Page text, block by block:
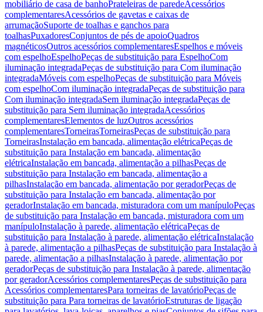
mobiliário de casa de banhoPrateleiras de paredeAcessórios
complementaresAcessórios de gavetas e caixas de
arrumaçãoSuporte de toalhas e ganchos para
toalhasPuxadoresConjuntos de pés de apoioQuadros
magnéticosOutros acessórios complementaresEspelhos e móveis
com espelhoEspelhoPeças de substituição para EspelhoCom
iluminação integradaPeças de substituição para Com iluminação
integradaMóveis com espelhoPeças de substituição para Móveis
com espelhoCom iluminação integradaPeças de substituição para
Com iluminação integradaSem iluminação integradaPeças de
substituição para Sem iluminação integradaAcessórios
complementaresElementos de luzOutros acessórios
complementaresTorneirasTorneirasPeças de substituição para
TorneirasInstalação em bancada, alimentação elétricaPeças de
substituição para Instalação em bancada, alimentação
elétricaInstalação em bancada, alimentação a pilhasPeças de
substituição para Instalação em bancada, alimentação a
pilhasInstalação em bancada, alimentação por geradorPeças de
substituição para Instalação em bancada, alimentação por
geradorInstalação em bancada, misturadora com um manípuloPeças
de substituição para Instalação em bancada, misturadora com um
manípuloInstalação à parede, alimentação elétricaPeças de
substituição para Instalação à parede, alimentação elétricaInstalação
à parede, alimentação a pilhasPeças de substituição para Instalação à
parede, alimentação a pilhasInstalação à parede, alimentação por
geradorPeças de substituição para Instalação à parede, alimentação
por geradorAcessórios complementaresPeças de substituição para
Acessórios complementaresPara torneiras de lavatórioPeças de
substituição para Para torneiras de lavatórioEstruturas de ligação